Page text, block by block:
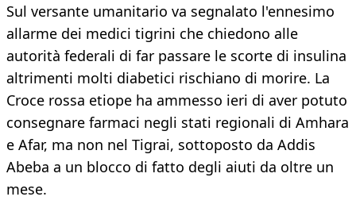
Sul versante umanitario va segnalato l'ennesimo
allarme dei medici tigrini che chiedono alle
autorità federali di far passare le scorte di insulina
altrimenti molti diabetici rischiano di morire. La
Croce rossa etiope ha ammesso ieri di aver potuto
consegnare farmaci negli stati regionali di Amhara
e Afar, ma non nel Tigrai, sottoposto da Addis
Abeba a un blocco di fatto degli aiuti da oltre un
mese.